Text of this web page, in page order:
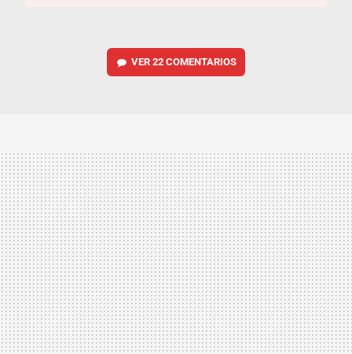
VER 22 COMENTARIOS